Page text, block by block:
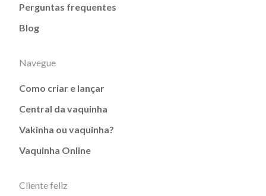
Perguntas frequentes
Blog
Navegue
Como criar e lançar
Central da vaquinha
Vakinha ou vaquinha?
Vaquinha Online
Cliente feliz